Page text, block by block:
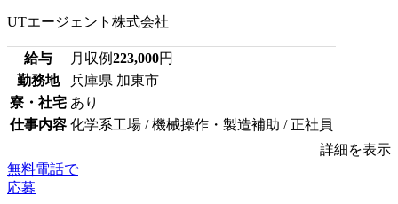
UTエージェント株式会社
給与 月収例223,000円
勤務地
兵庫県 加東市
寮・社宅 あり
仕事内容 化学系工場 / 機械操作・製造補助 / 正社員
詳細を表示
無料電話で
応募